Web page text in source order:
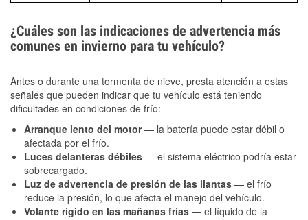
¿Cuáles son las indicaciones de advertencia más
comunes en invierno para tu vehículo?
Antes o durante una tormenta de nieve, presta atención a estas
señales que pueden indicar que tu vehículo está teniendo
dificultades en condiciones de frío:
Arranque lento del motor— la batería puede estar débil o
afectada por el frío.
Luces delanteras débiles — el sistema eléctrico podría estar
sobrecargado.
Luz de advertencia de presión de las llantas — el frío
reduce la presión, lo que afecta el manejo del vehículo.
Volante rígido en las mañanas frías — el líquido de la